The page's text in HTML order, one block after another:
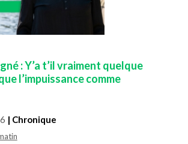
: Y’a t’il vraiment quelque
l’impuissance comme
| Chronique